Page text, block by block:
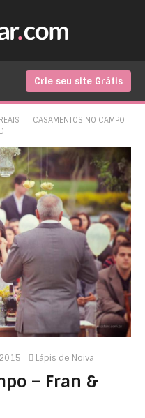
Crie seu site Grátis
CASAMENTOS NO CAMPO
Lápis de Noiva
– Fran &